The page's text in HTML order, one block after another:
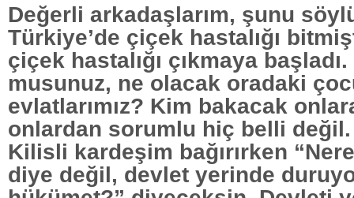
Değerli arkadaşlarım, şunu
Türkiye’de çiçek hastalığı
çiçek hastalığı çıkmaya
musunuz, ne olacak oradaki
evlatlarımız? Kim bakacak
onlardan sorumlu hiç belli
Kilisli kardeşim bağırırken
diye değil, devlet yerinde